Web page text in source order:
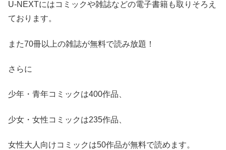
U-NEXTにはコミックや雑誌などの電子書籍も取りそろえ
ております。
また70冊以上の雑誌が無料で読み放題！
さらに
少年・青年コミックは400作品、
少女・女性コミックは235作品、
女性大人向けコミックは50作品が無料で読めます。